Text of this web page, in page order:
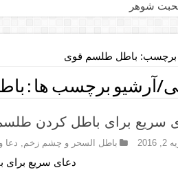
شوهر
اظهر الجمیل برای حاجت
مستجاب الدعوه شدن
خوابی کودکان
و طلب حاجت
و برکت مال
برچسب: باطل طلسم قوی
آرشیو برچسب ها :
سریع برای باطل کردن
2016 باطل السحر و چشم زخم, دعا
دعای سریع برای